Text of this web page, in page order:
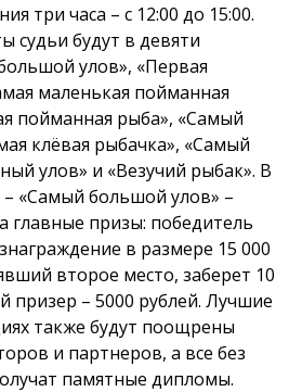
три часа – с 12:00 до 15:00.
судьи будут в девяти
улов», «Первая
маленькая пойманная
пойманная рыба», «Самый
клёвая рыбачка», «Самый
улов» и «Везучий рыбак». В
«Самый большой улов» –
главные призы: победитель
в размере 15 000
второе место, заберет 10
призер – 5000 рублей. Лучшие
также будут поощрены
и партнеров, а все без
памятные дипломы.